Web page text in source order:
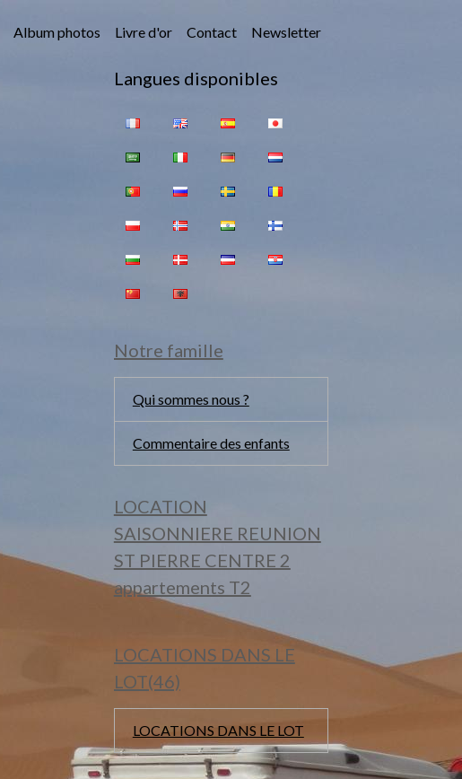
Album photos Livre d'or Contact Newsletter
Langues disponibles
Notre famille
Qui sommes nous ?
Commentaire des enfants
LOCATION
SAISONNIERE REUNION
ST PIERRE CENTRE 2
appartements T2
LOCATIONS DANS LE
LOT(46)
LOCATIONS DANS LE LOT